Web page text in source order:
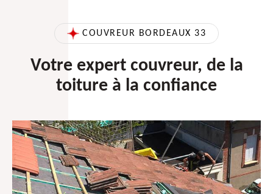
COUVREUR BORDEAUX 33
Votre expert couvreur, de la
toiture à la confiance